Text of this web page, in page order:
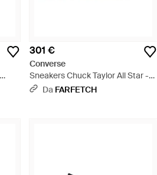
301 €
Converse
Sneakers Chuck Taylor All Star -
Bianco
Da FARFETCH